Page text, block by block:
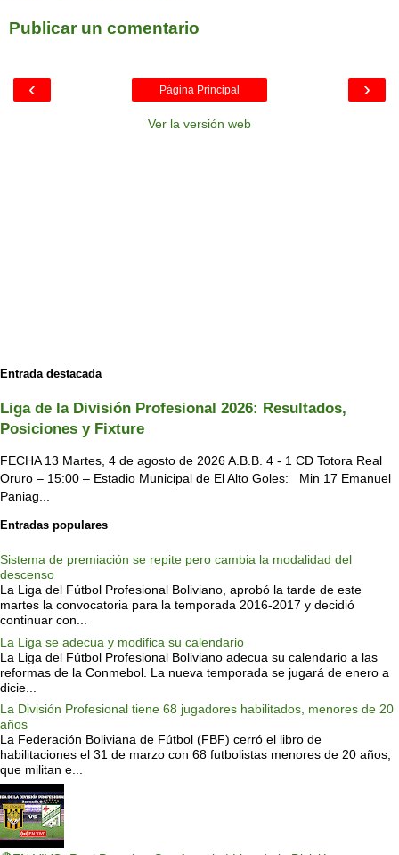
Publicar un comentario
‹ ›
Página Principal
Ver la versión web
Entrada destacada
Liga de la División Profesional 2026: Resultados,
Posiciones y Fixture
FECHA 13 Martes, 4 de agosto de 2026 A.B.B. 4 - 1 CD Totora Real
Oruro – 15:00 – Estadio Municipal de El Alto Goles: Min 17 Emanuel
Paniag...
Entradas populares
Sistema de premiación se repite pero cambia la modalidad del
descenso
La Liga del Fútbol Profesional Boliviano, aprobó la tarde de este
martes la convocatoria para la temporada 2016-2017 y decidió
continuar con...
La Liga se adecua y modifica su calendario
La Liga del Fútbol Profesional Boliviano adecua su calendario a las
reformas de la Conmebol. La nueva temporada se jugará de enero a
dicie...
La División Profesional tiene 68 jugadores habilitados, menores de 20
años
La Federación Boliviana de Fútbol (FBF) cerró el libro de
habilitaciones el 31 de marzo con 68 futbolistas menores de 20 años,
que militan e...